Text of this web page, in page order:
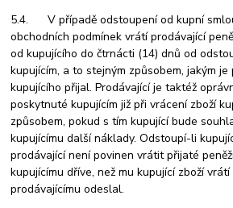
5.4. V případě odstoupení od kupní
obchodních podmínek vrátí prodávající
od kupujícího do čtrnácti (14) dnů od
kupujícím, a to stejným způsobem, jakým je
kupujícího přijal. Prodávající je taktéž
poskytnuté kupujícím již při vrácení zboží
způsobem, pokud s tím kupující bude
kupujícímu další náklady. Odstoupí-li
prodávající není povinen vrátit přijaté
kupujícímu dříve, než mu kupující zboží
prodávajícímu odeslal.